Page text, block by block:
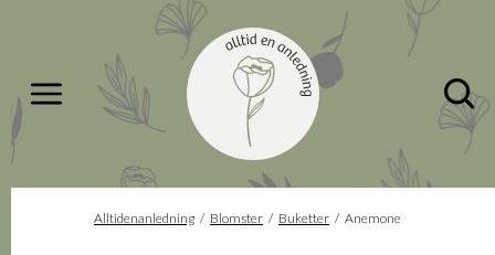
Du er her
Alltidenanledning Blomster Buketter Anemone